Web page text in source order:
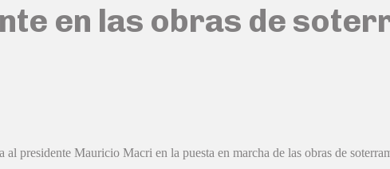
en las obras de
presidente Mauricio Macri en la puesta en marcha de las obras de